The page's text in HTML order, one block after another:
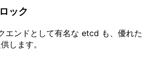
ック
エンドとして有名な etcd も、優れた
します。